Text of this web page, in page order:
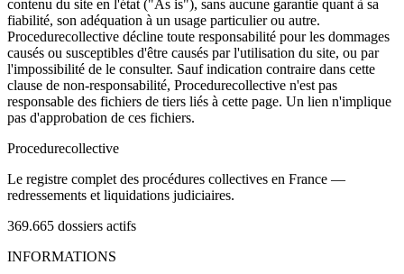
contenu du site en l'état ("As is"), sans aucune garantie quant à sa
fiabilité, son adéquation à un usage particulier ou autre.
Procedurecollective décline toute responsabilité pour les dommages
causés ou susceptibles d'être causés par l'utilisation du site, ou par
l'impossibilité de le consulter. Sauf indication contraire dans cette
clause de non-responsabilité, Procedurecollective n'est pas
responsable des fichiers de tiers liés à cette page. Un lien n'implique
pas d'approbation de ces fichiers.
Procedurecollective
Le registre complet des procédures collectives en France —
redressements et liquidations judiciaires.
369.665 dossiers actifs
INFORMATIONS